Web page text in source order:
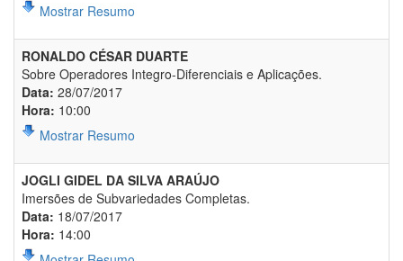
Mostrar Resumo
RONALDO CÉSAR DUARTE
Sobre Operadores Integro-Diferenciais e Aplicações.
Data: 28/07/2017
Hora: 10:00
Mostrar Resumo
JOGLI GIDEL DA SILVA ARAÚJO
Imersões de Subvariedades Completas.
Data: 18/07/2017
Hora: 14:00